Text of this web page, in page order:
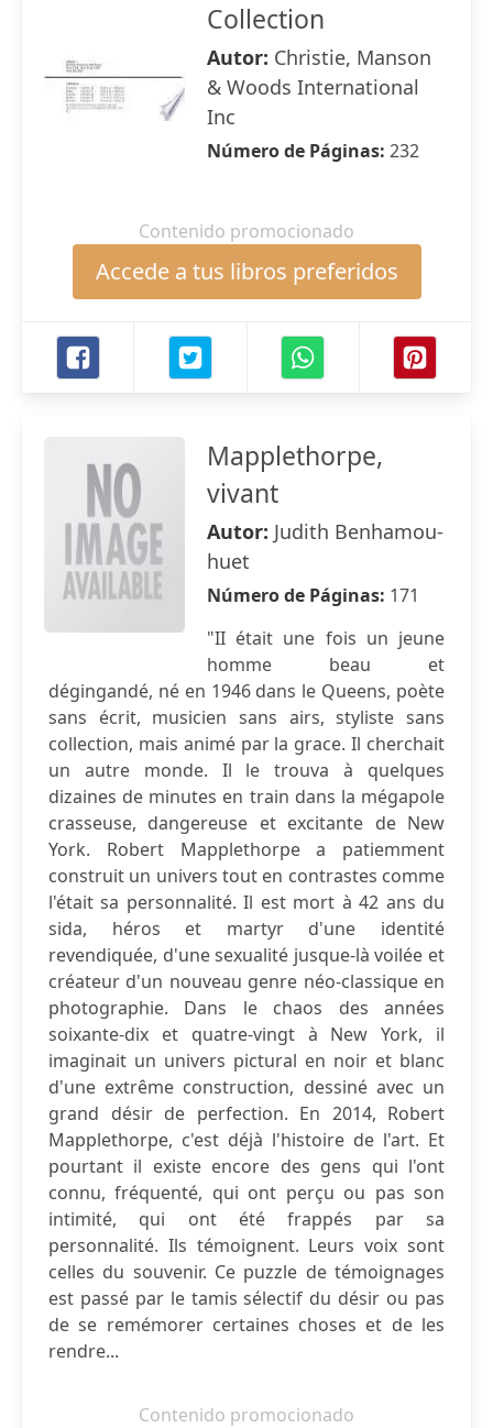
Collection
Autor: Christie, Manson
& Woods International
Inc
Número de Páginas: 232
Contenido promocionado
Accede a tus libros preferidos
Mapplethorpe,
vivant
Autor: Judith Benhamou-
huet
Número de Páginas: 171
"II était une fois un jeune
homme beau et
dégingandé, né en 1946 dans le Queens, poète
sans écrit, musicien sans airs, styliste sans
collection, mais animé par la grace. Il cherchait
un autre monde. Il le trouva à quelques
dizaines de minutes en train dans la mégapole
crasseuse, dangereuse et excitante de New
York. Robert Mapplethorpe a patiemment
construit un univers tout en contrastes comme
l'était sa personnalité. Il est mort à 42 ans du
sida, héros et martyr d'une identité
revendiquée, d'une sexualité jusque-là voilée et
créateur d'un nouveau genre néo-classique en
photographie. Dans le chaos des années
soixante-dix et quatre-vingt à New York, il
imaginait un univers pictural en noir et blanc
d'une extrême construction, dessiné avec un
grand désir de perfection. En 2014, Robert
Mapplethorpe, c'est déjà l'histoire de l'art. Et
pourtant il existe encore des gens qui l'ont
connu, fréquenté, qui ont perçu ou pas son
intimité, qui ont été frappés par sa
personnalité. Ils témoignent. Leurs voix sont
celles du souvenir. Ce puzzle de témoignages
est passé par le tamis sélectif du désir ou pas
de se remémorer certaines choses et de les
rendre...
Contenido promocionado